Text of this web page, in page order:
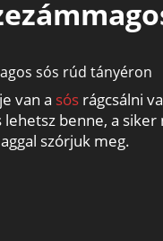
van a sós rágcsálni
lehetsz benne, a
szórjuk meg.